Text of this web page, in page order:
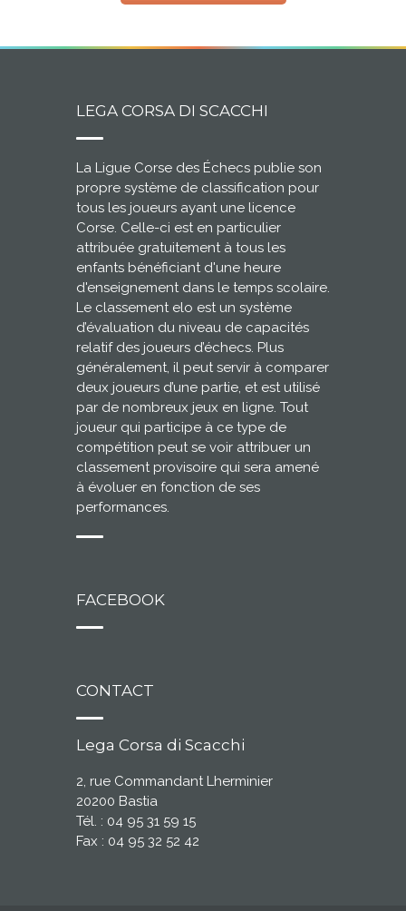
LEGA CORSA DI SCACCHI
La Ligue Corse des Échecs publie son
propre système de classification pour
tous les joueurs ayant une licence
Corse. Celle-ci est en particulier
attribuée gratuitement à tous les
enfants bénéficiant d'une heure
d'enseignement dans le temps scolaire.
Le classement elo est un système
d’évaluation du niveau de capacités
relatif des joueurs d’échecs. Plus
généralement, il peut servir à comparer
deux joueurs d’une partie, et est utilisé
par de nombreux jeux en ligne. Tout
joueur qui participe à ce type de
compétition peut se voir attribuer un
classement provisoire qui sera amené
à évoluer en fonction de ses
performances.
FACEBOOK
CONTACT
Lega Corsa di Scacchi
2, rue Commandant Lherminier
20200 Bastia
Tél. : 04 95 31 59 15
Fax : 04 95 32 52 42